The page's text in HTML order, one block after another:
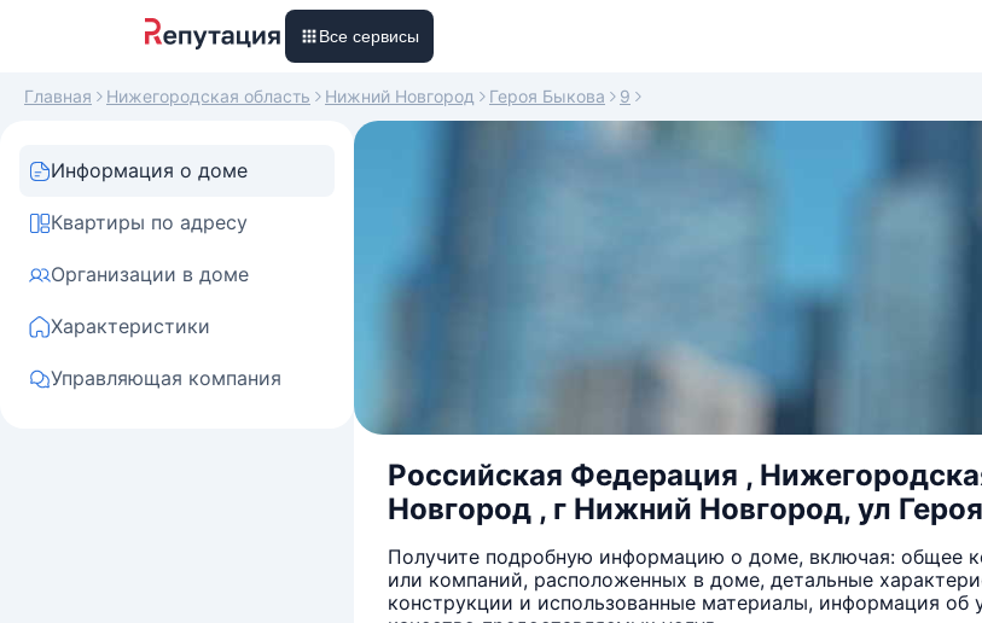
Все сервисы
Главная Нижегородская область Нижний Новгород Героя Быкова 9
Информация о доме
Квартиры по адресу
Организации в доме
Характеристики
Управляющая компания
Российская Федерация ,
Новгород , г Нижний Новгород, ул
Получите подробную информацию о доме, включая: общее
или компаний, расположенных в доме, детальные
конструкции и использованные материалы, информация